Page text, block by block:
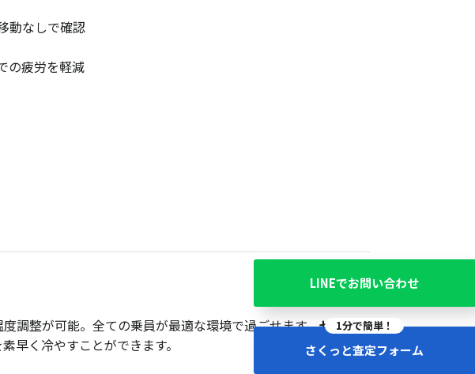
LINEでお問い合わせ
1分で簡単！
さくっと査定フォーム
動なしで確認
の疲労を軽減
調整が可能。全ての乗員が最適な環境で過ごせます。センター
早く冷やすことができます。